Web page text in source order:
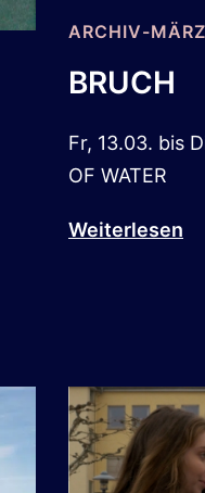
ARCHIV-
BRUCH
Fr, 13.03. bis
OF WATER
Weiterlesen